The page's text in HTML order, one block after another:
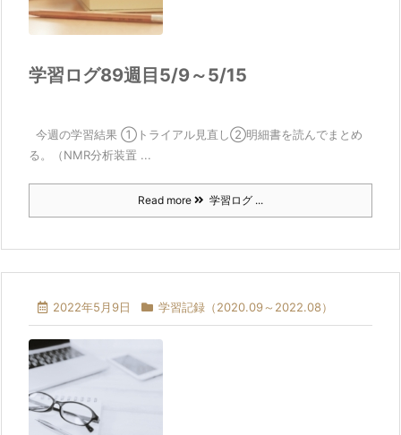
学習ログ89週目5/9～5/15
今週の学習結果 ①トライアル見直し②明細書を読んでまとめ
る。（NMR分析装置 ...
Read more 学習ログ ...
2022年5月9日 学習記録（2020.09～2022.08）